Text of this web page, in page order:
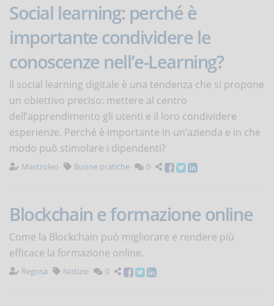
Social learning: perché è
importante condividere le
conoscenze nell’e-Learning?
Il social learning digitale è una tendenza che si propone
un obiettivo preciso: mettere al centro
dell’apprendimento gli utenti e il loro condividere
esperienze. Perché è importante in un’azienda e in che
modo può stimolare i dipendenti?
Mastroleo Buone pratiche 0
Blockchain e formazione online
Come la Blockchain può migliorare e rendere più
efficace la formazione online.
Regosa Notizie 0